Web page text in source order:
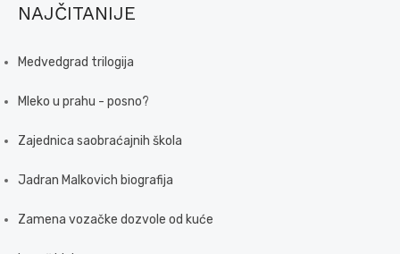
NAJČITANIJE
Medvedgrad trilogija
Mleko u prahu - posno?
Zajednica saobraćajnih škola
Jadran Malkovich biografija
Zamena vozačke dozvole od kuće